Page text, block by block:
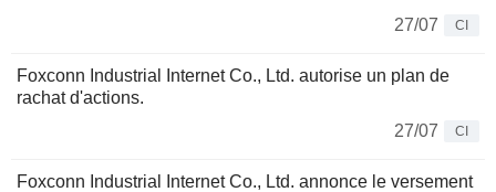
27/07
CI
Foxconn Industrial Internet Co., Ltd. autorise un plan de
rachat d'actions.
27/07
CI
Foxconn Industrial Internet Co., Ltd. annonce le versement